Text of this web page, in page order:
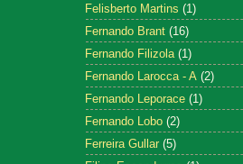
Felisberto Martins (1)
Fernando Brant (16)
Fernando Filizola (1)
Fernando Larocca - A (2)
Fernando Leporace (1)
Fernando Lobo (2)
Ferreira Gullar (5)